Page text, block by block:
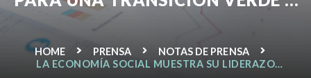
DIGITAL EN LA SEMANA DE
LÍDERES ECONÓMICOS DEL
MEDITERRÁNEO.
HOME PRENSA
NOTAS DE PRENSA
LA ECONOMÍA SOCIAL MUESTRA SU LIDERAZO